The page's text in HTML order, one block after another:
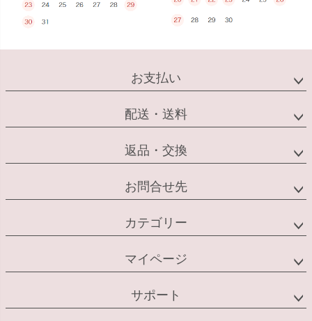
お支払い
配送・送料
返品・交換
お問合せ先
カテゴリー
マイページ
サポート